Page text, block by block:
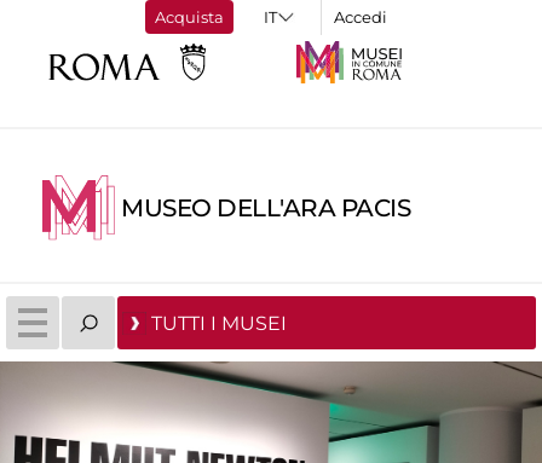
Acquista Accedi
MUSEO DELL'ARA PACIS
TUTTI I MUSEI